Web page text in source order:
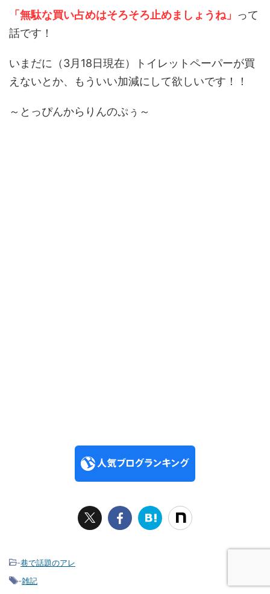
「無駄な買い占めはそろそろ止めましょうね」 って
話です！
いまだに（3月18日現在）トイレットペーパーが買
えないとか、もういい加減にして欲しいです！！
～とっぴんからりんのぷぅ～
巷で話題のアレ